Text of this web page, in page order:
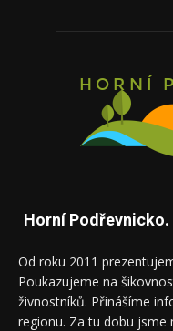
Horní Podřevnicko.
Od roku 2011
Poukazujeme na
živnostníků. Přinášíme
regionu. Za tu dobu jsme